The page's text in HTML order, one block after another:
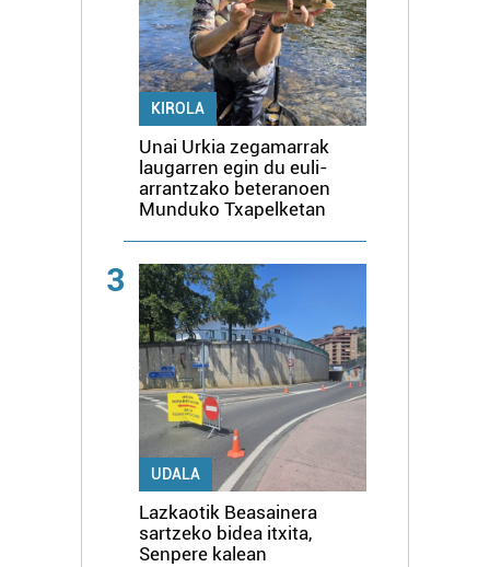
KIROLA
Unai Urkia zegamarrak
laugarren egin du euli-
arrantzako beteranoen
Munduko Txapelketan
3
UDALA
Lazkaotik Beasainera
sartzeko bidea itxita,
Senpere kalean